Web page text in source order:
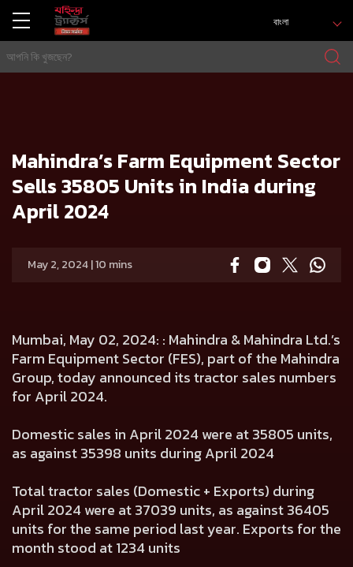
বাংলা
Mahindra’s Farm Equipment Sector
Sells 35805 Units in India during
April 2024
May 2, 2024 | 10 mins
Mumbai, May 02, 2024: : Mahindra & Mahindra Ltd.’s
Farm Equipment Sector (FES), part of the Mahindra
Group, today announced its tractor sales numbers
for April 2024.
Domestic sales in April 2024 were at 35805 units,
as against 35398 units during April 2024
Total tractor sales (Domestic + Exports) during
April 2024 were at 37039 units, as against 36405
units for the same period last year. Exports for the
month stood at 1234 units